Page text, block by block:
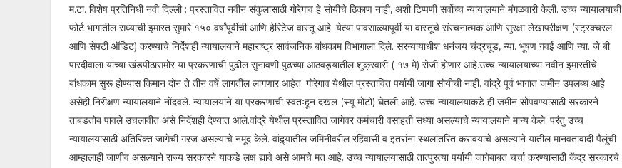
म.टा. विशेष प्रतिनिधी नवी दिल्ली : प्रस्तावित नवीन संकुलासाठी गोरेगाव हे सोयीचे ठिकाण नाही, अशी टिप्पणी सर्वोच्च न्यायालयाने मंगळवारी केली. उच्च न्यायालयाची
फोर्ट भागातील सध्याची इमारत सुमारे १५० वर्षांपूर्वीची आणि हेरिटेज वास्तू आहे. येत्या पावसाळ्यापूर्वी या वास्तूचे संरचनात्मक आणि सुरक्षा लेखापरीक्षण (स्ट्रक्चरल
आणि सेफ्टी ऑडिट) करण्याचे निर्देशही न्यायालयाने महाराष्ट्र सार्वजनिक बांधकाम विभागाला दिले. सरन्यायाधीश धनंजय चंद्रचूड, न्या. भूषण गवई आणि न्या. जे बी
पारदीवाला यांच्या खंडपीठासमोर या प्रकरणाची पुढील सुनावणी पुढच्या आठवड्यातील शुक्रवारी ( १७ मे) रोजी होणार आहे.उच्च न्यायालयाच्या नवीन इमारतीचे
बांधकाम सुरू होण्यास किमान दोन ते तीन वर्षे लागतील लागणार आहेत. गोरेगाव येथील प्रस्तावित पर्यायी जागा सोयीची नाही. वांद्रे पूर्व भागात जमीन उपलब्ध आहे
असेही निरीक्षण न्यायालयाने नोंदवले. न्यायालयाने या प्रकरणाची स्वतःहून दखल (स्यू मोटो) घेतली आहे. उच्च न्यायालयाकडे ही जमीन सोपवण्यासाठी सरकारने
ताबडतोब पावले उचलावीत असे निर्देशही देण्यात आले.वांद्रे येथील प्रस्तावित जागेवर कर्मचारी वसाहती सध्या असल्याचे न्यायालयाने मान्य केले. परंतु उच्च
न्यायालयासाठी अतिरिक्त जागेची गरज असल्याचे नमूद केले. वांद्र्यातील जमिनीवरील रहिवासी व इतरांना स्थलांतरित करावयाचे असल्याने यातील मानवतावादी पैलूंची
आम्हालाही जाणीव असल्याने राज्य सरकारने याकडे लक्ष द्यावे असे आमचे मत आहे. उच्च न्यायालयासाठी तात्पुरत्या पर्यायी जागेबाबत चर्चा करण्यासाठी केंद्र सरकारचे